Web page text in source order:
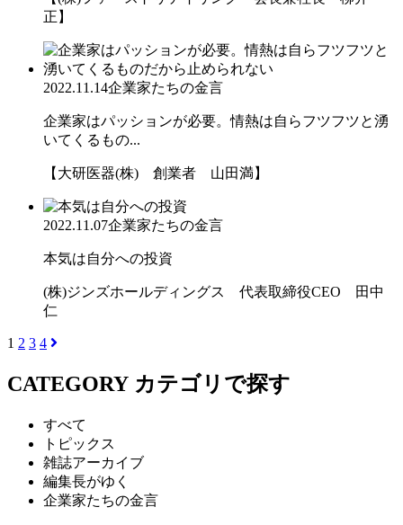
正】
2022.11.14企業家たちの金言
企業家はパッションが必要。情熱は自らフツフツと湧
いてくるもの...
【大研医器(株) 創業者 山田満】
2022.11.07企業家たちの金言
本気は自分への投資
(株)ジンズホールディングス 代表取締役CEO 田中
仁
1 2 3 4
CATEGORY カテゴリで探す
すべて
トピックス
雑誌アーカイブ
編集長がゆく
企業家たちの金言